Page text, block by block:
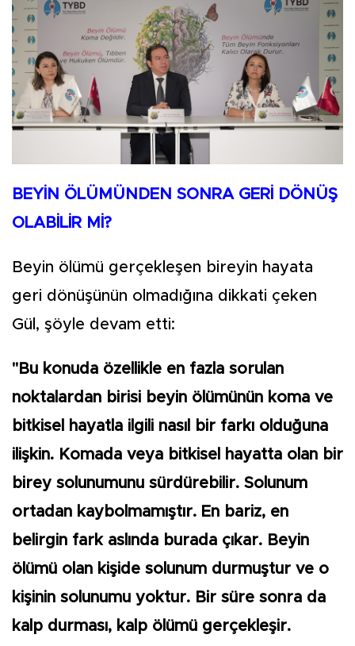
BEYİN ÖLÜMÜNDEN SONRA GERİ DÖNÜŞ
OLABİLİR Mİ?
Beyin ölümü gerçekleşen bireyin hayata
geri dönüşünün olmadığına dikkati çeken
Gül, şöyle devam etti:
"Bu konuda özellikle en fazla sorulan
noktalardan birisi beyin ölümünün koma ve
bitkisel hayatla ilgili nasıl bir farkı olduğuna
ilişkin. Komada veya bitkisel hayatta olan bir
birey solunumunu sürdürebilir. Solunum
ortadan kaybolmamıştır. En bariz, en
belirgin fark aslında burada çıkar. Beyin
ölümü olan kişide solunum durmuştur ve o
kişinin solunumu yoktur. Bir süre sonra da
kalp durması, kalp ölümü gerçekleşir.